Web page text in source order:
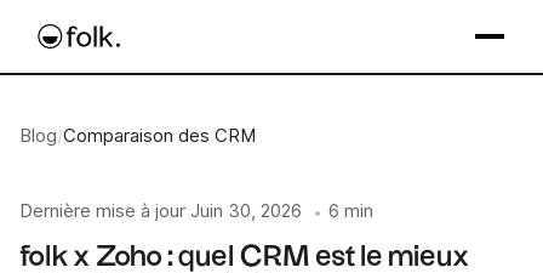
Blog/Comparaison des CRM
Dernière mise à jour Juin 30, 2026 • 6 min
folk x Zoho : quel CRM est le mieux